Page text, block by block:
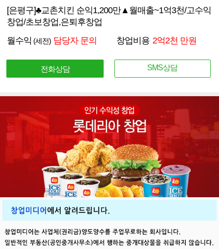
[은평구]♣교촌치킨 순익1,200만▲월매출~1억3천/고수익
창업/초보창업,은퇴후창업
월수익 (세전) 담당자 문의 창업비용 2억2천 만원
전화상담 SMS상담